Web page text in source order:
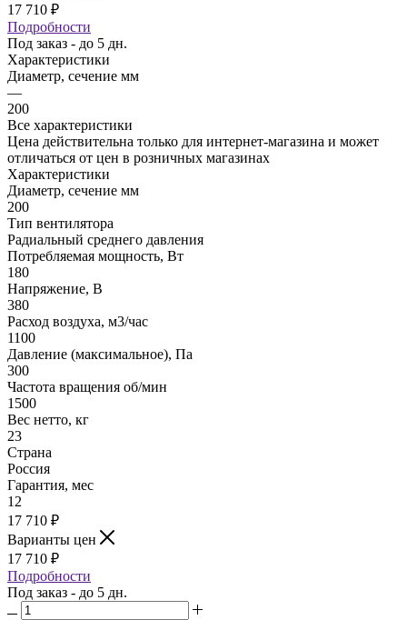
17 710 ₽
Подробности
Под заказ - до 5 дн.
Характеристики
Диаметр, сечение мм
—
200
Все характеристики
Цена действительна только для интернет-магазина и может
отличаться от цен в розничных магазинах
Характеристики
Диаметр, сечение мм
200
Тип вентилятора
Радиальный среднего давления
Потребляемая мощность, Вт
180
Напряжение, В
380
Расход воздуха, м3/час
1100
Давление (максимальное), Па
300
Частота вращения об/мин
1500
Вес нетто, кг
23
Страна
Россия
Гарантия, мес
12
17 710 ₽
Варианты цен
17 710 ₽
Подробности
Под заказ - до 5 дн.